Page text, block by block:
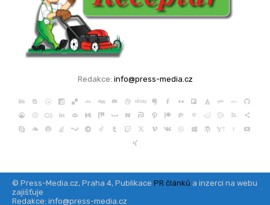
Redakce: info@press-media.cz
© Press-Media.cz, Praha 4, Publikace PR článků a inzerci na webu
zajišťuje
Redakce: info@press-media.cz